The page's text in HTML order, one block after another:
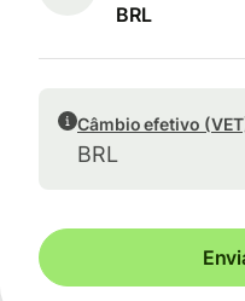
BRL
Câmbio efetivo
BRL